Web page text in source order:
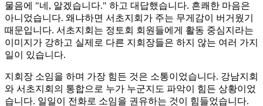
물음에 "네, 알겠습니다." 하고 대답했습니다. 흔쾌한 마음은
아니었습니다. 왜냐하면 서초지회가 주는 무게감이 버거웠기
때문입니다. 서초지회는 정토회 회원들에게 활동 중심지라는
이미지가 강하고 실제로 다른 지회장들은 하지 않는 여러 가지
일이 있습니다.
지회장 소임을 하며 가장 힘든 것은 소통이었습니다. 강남지회
와 서초지회의 통합으로 누가 누군지도 파악이 힘든 상황이었
습니다. 일일이 전화로 소임을 권유하는 것이 힘들었습니다.